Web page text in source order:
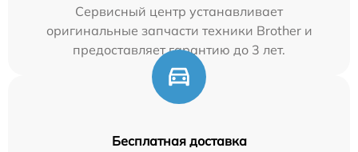
Сервисный центр устанавливает
оригинальные запчасти техники Brother и
предоставляет гарантию до 3 лет.
Бесплатная доставка